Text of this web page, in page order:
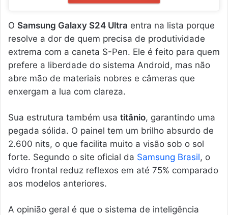
O Samsung Galaxy S24 Ultra entra na lista porque
resolve a dor de quem precisa de produtividade
extrema com a caneta S-Pen. Ele é feito para quem
prefere a liberdade do sistema Android, mas não
abre mão de materiais nobres e câmeras que
enxergam a lua com clareza.
Sua estrutura também usa titânio, garantindo uma
pegada sólida. O painel tem um brilho absurdo de
2.600 nits, o que facilita muito a visão sob o sol
forte. Segundo o site oficial da Samsung Brasil, o
vidro frontal reduz reflexos em até 75% comparado
aos modelos anteriores.
A opinião geral é que o sistema de inteligência